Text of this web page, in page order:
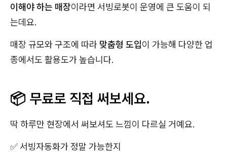
이해야 하는 매장이라면 서빙로봇이 운영에 큰 도움이 되
는데요.
매장 규모와 구조에 따라 맞춤형 도입이 가능해 다양한 업
종에서도 활용도가 높습니다.
📦 무료로 직접 써보세요.
딱 하루만 현장에서 써보셔도 느낌이 다르실 거예요.
​✅ 서빙자동화가 정말 가능한지